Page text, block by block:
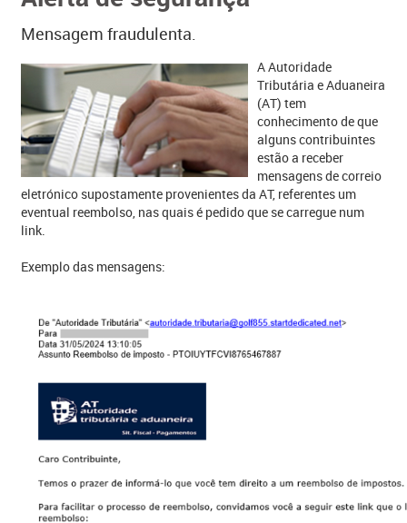
Mensagem fraudulenta.
A Autoridade
Tributária e Aduaneira
(AT) tem
conhecimento de que
alguns contribuintes
estão a receber
mensagens de correio
eletrónico supostamente provenientes da AT, referentes um
eventual reembolso, nas quais é pedido que se carregue num
link.
Exemplo das mensagens: